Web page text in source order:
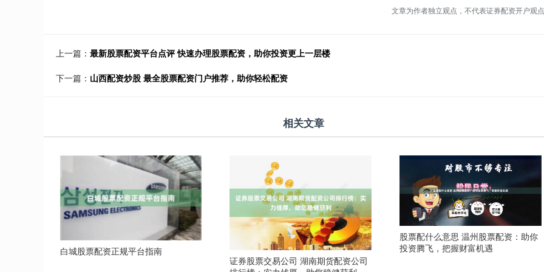
文章为作者独立观点，不代表证券配资开户观点
上一篇： 最新股票配资平台点评 快速办理股票配资，助你投资更上一层楼
下一篇： 山西配资炒股 最全股票配资门户推荐，助你轻松配资
相关文章
白城股票配资正规平台指南
证券股票交易公司 湖南期货配资公司
股票配什么意思 温州股票配资：助你
投资腾飞，把握财富机遇